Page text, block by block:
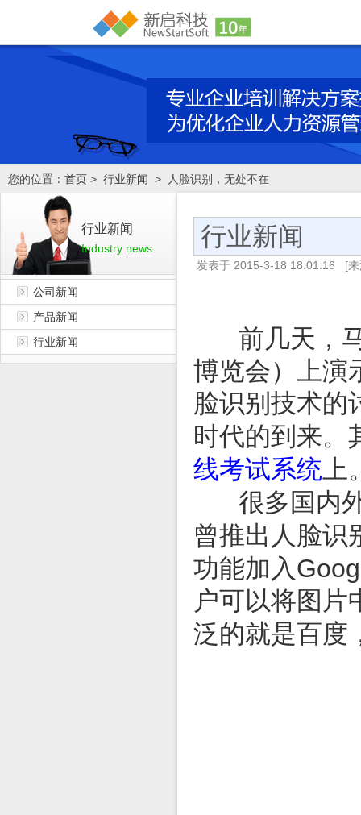
您的位置： 首页 > 行业新闻 > 人脸识别，无处不在
行业新闻
Industry news
公司新闻
产品新闻
行业新闻
行业新闻
发表于 2015-3-18 18:01:16 [
前几天，
博览会）上演
脸识别技术的
时代的到来。
线考试系统上
很多国内外
曾推出人脸
功能加入
户可以将图片
泛的就是百度